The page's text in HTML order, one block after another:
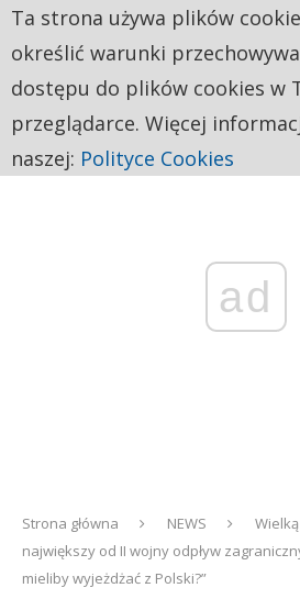
ad
Strona główna NEWS
największy od II wojny odpływ
mieliby wyjeżdżać z Polski?”
Ta strona używa plików
określić warunki
dostępu do plików cookies w
przeglądarce. Więcej
naszej: Polityce Cookies